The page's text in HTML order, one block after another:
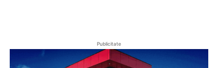
Publicitate